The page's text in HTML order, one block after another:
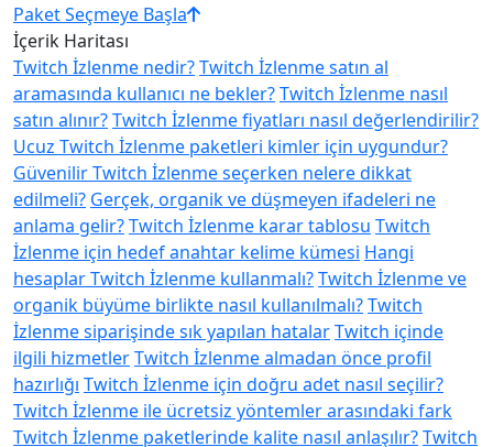
Paket Seçmeye Başla
İçerik Haritası
Twitch İzlenme nedir?Twitch İzlenme satın al
aramasında kullanıcı ne bekler?Twitch İzlenme nasıl
satın alınır?Twitch İzlenme fiyatları nasıl değerlendirilir?
Ucuz Twitch İzlenme paketleri kimler için uygundur?
Güvenilir Twitch İzlenme seçerken nelere dikkat
edilmeli? Gerçek, organik ve düşmeyen ifadeleri ne
anlama gelir?Twitch İzlenme karar tablosu Twitch
İzlenme için hedef anahtar kelime kümesi Hangi
hesaplar Twitch İzlenme kullanmalı?Twitch İzlenme ve
organik büyüme birlikte nasıl kullanılmalı?Twitch
İzlenme siparişinde sık yapılan hatalarTwitch içinde
ilgili hizmetlerTwitch İzlenme almadan önce profil
hazırlığı Twitch İzlenme için doğru adet nasıl seçilir?
Twitch İzlenme ile ücretsiz yöntemler arasındaki fark
Twitch İzlenme paketlerinde kalite nasıl anlaşılır?Twitch